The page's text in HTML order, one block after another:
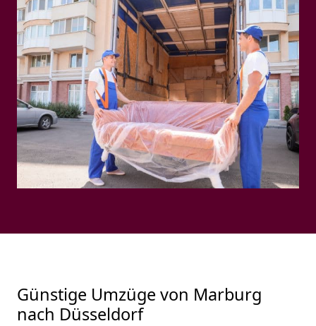
Günstige Umzüge von Marburg
nach Düsseldorf